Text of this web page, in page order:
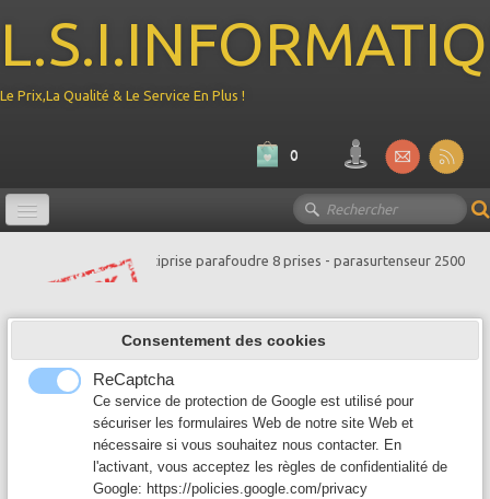
Le Prix,La Qualité & Le Service En Plus !
0
▼
Périphérique▼
INFOSEC S8 -
Multiprise parafoudre
8 prises
21.60 €
Consentement des cookies
ReCaptcha
Ce service de protection de Google est utilisé pour
sécuriser les formulaires Web de notre site Web et
nécessaire si vous souhaitez nous contacter. En
l'activant, vous acceptez les règles de confidentialité de
Google: https://policies.google.com/privacy